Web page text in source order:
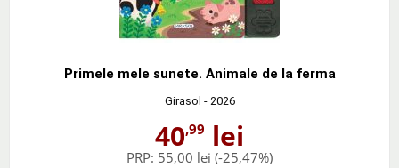
Primele mele sunete. Animale de la ferma
Girasol - 2026
40,99 lei
PRP: 55,00 lei (-25,47%)